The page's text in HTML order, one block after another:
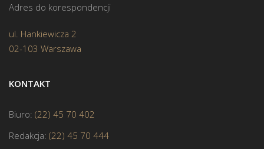
Adres do korespondencji
ul. Hankiewicza 2
02-103 Warszawa
KONTAKT
Biuro: (22) 45 70 402
Redakcja: (22) 45 70 444